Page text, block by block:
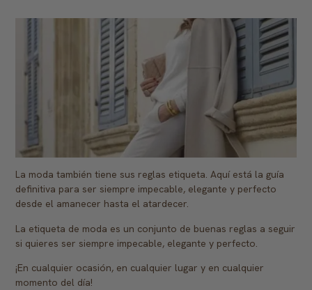
La moda también tiene sus reglas etiqueta. Aquí está la guía
definitiva para ser siempre impecable, elegante y perfecto
desde el amanecer hasta el atardecer.
La etiqueta de moda es un conjunto de buenas reglas a seguir
si quieres ser siempre impecable, elegante y perfecto.
¡En cualquier ocasión, en cualquier lugar y en cualquier
momento del día!